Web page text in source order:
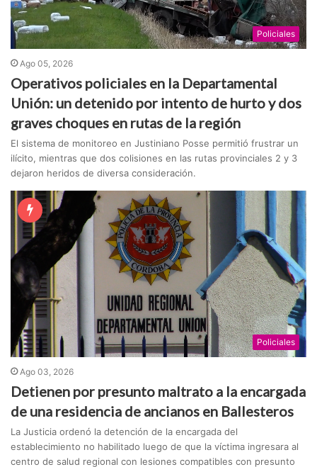
Policiales
Ago 05, 2026
Operativos policiales en la Departamental
Unión: un detenido por intento de hurto y dos
graves choques en rutas de la región
El sistema de monitoreo en Justiniano Posse permitió frustrar un
ilícito, mientras que dos colisiones en las rutas provinciales 2 y 3
dejaron heridos de diversa consideración.
Policiales
Ago 03, 2026
Detienen por presunto maltrato a la encargada
de una residencia de ancianos en Ballesteros
La Justicia ordenó la detención de la encargada del
establecimiento no habilitado luego de que la víctima ingresara al
centro de salud regional con lesiones compatibles con presunto